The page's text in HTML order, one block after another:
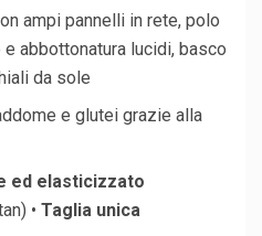
ampi pannelli in rete, polo
abbottonatura lucidi, basco
da sole
e glutei grazie alla
ed elasticizzato
•Taglia unica